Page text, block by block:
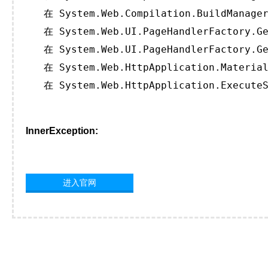
在
在
在
在
在
InnerException:
进入官网